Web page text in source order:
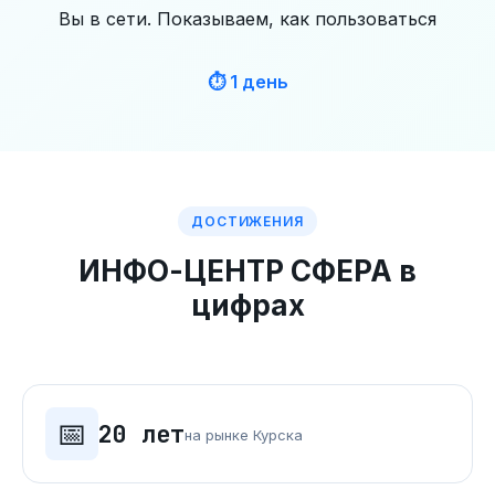
Вы в сети. Показываем, как пользоваться
⏱ 1 день
ДОСТИЖЕНИЯ
ИНФО-ЦЕНТР СФЕРА в
цифрах
📅 20 летна рынке Курска